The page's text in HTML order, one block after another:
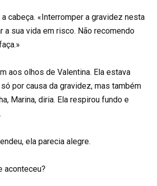
cabeça. «Interromper a gravidez nesta
a sua vida em risco. Não recomendo
aos olhos de Valentina. Ela estava
por causa da gravidez, mas também
Marina, diria. Ela respirou fundo e
ela parecia alegre.
aconteceu?